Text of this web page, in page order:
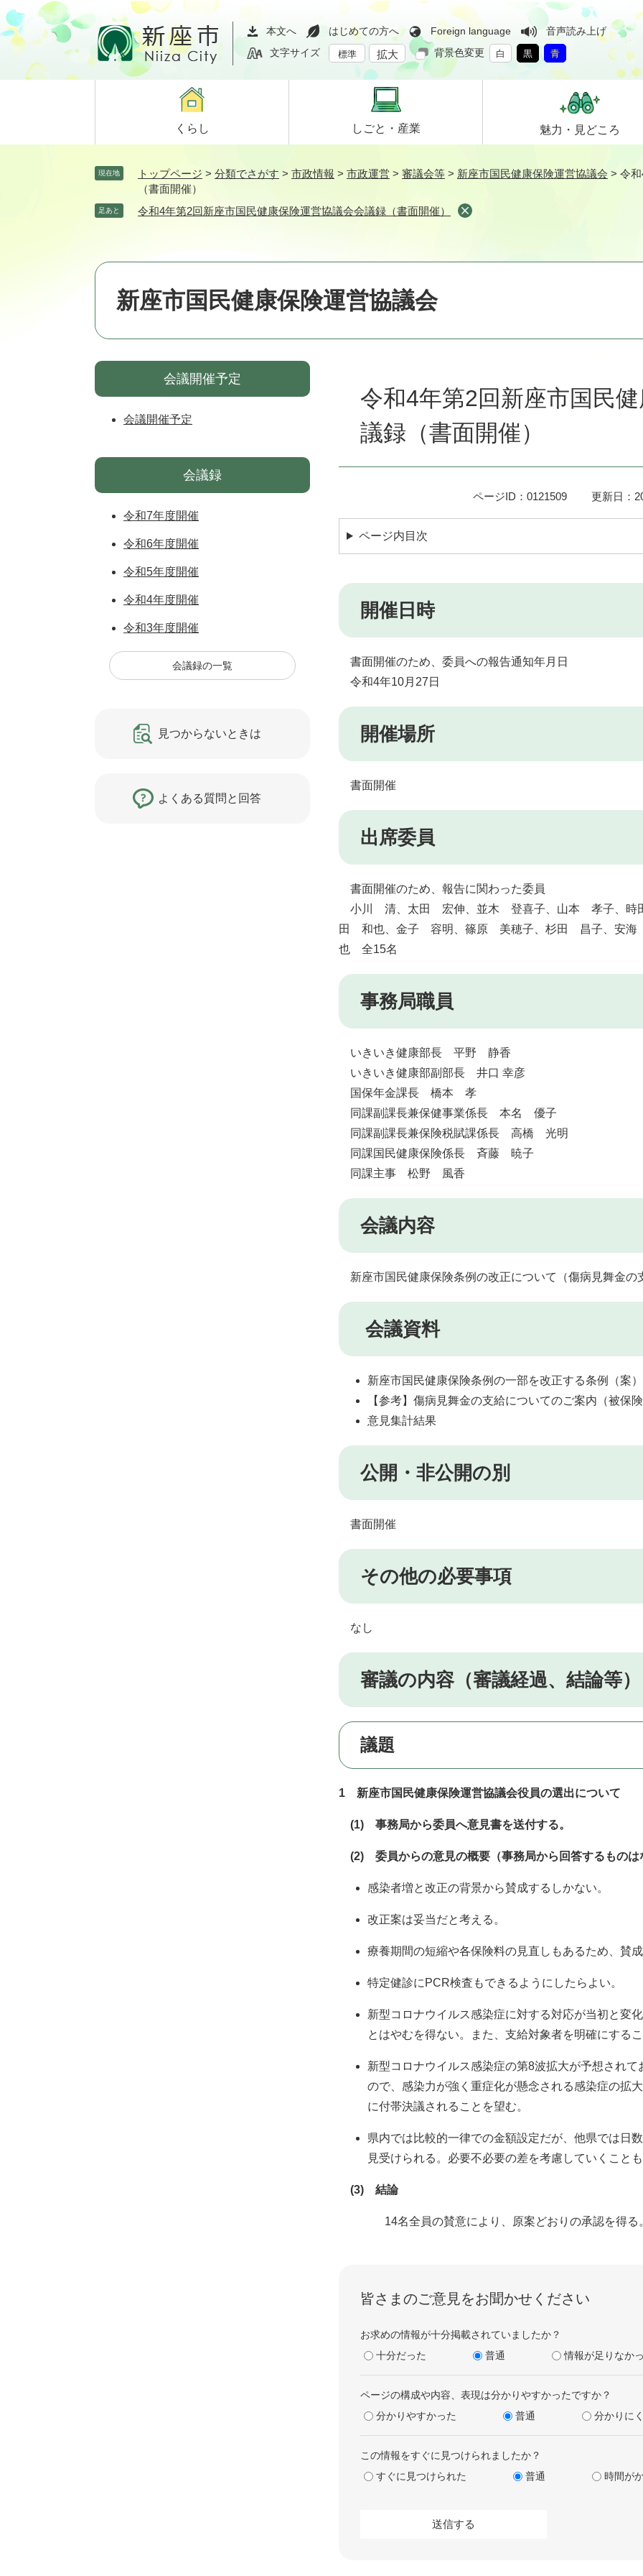
ペ
ー
ジ
メ
ニ
ュ
て
本文へ はじめての方へ Foreign language
音声読み上げ
文字サイズ
標準 拡大 背景色変更 白 黒 青
くらし しごと・ 産業 魅力・ 見どころ
現在地 トップページ > 分類でさがす > 市政情報 > 市政運営 > 審議会等 > 新座市国民健康保険運営協議会 > 令
（書面開催）
足あと 令和4年第2回新座市国民健康保険運営協議会会議録（書面開催）
新座市国民健康保険運営協議会
令和4年第2回新座市国民
議録（書面開催）
ページID：0121509 更新日：
ページ内目次
開催日時
書面開催のため、委員への報告通知年月日
令和4年10月27日
開催場所
書面開催
出席委員
書面開催のため、 報告に関わった委員
小川 清、太田 宏伸、並木 登喜子、山本 孝子、時
田 和也、金子 容明、篠原 美穂子、杉田 昌子、安
也 全15名
事務局職員
いきいき健康部長 平野 静香
いきいき健康部副部長 井口 幸彦
国保年金課長 橋本 孝
同課副課長兼保健事業係長 本名 優子
同課副課長兼保険税賦課係長 高橋 光明
同課国民健康保険係長 斉藤 暁子
同課主事 松野 風香
会議内容
新座市国民健康保険条例の改正について（傷病見舞金の
会議資料
新座市国民健康保険条例の一部を改正する条例（案
【参考】傷病見舞金の支給についてのご案内（被保
意見集計結果
公開・非公開の別
書面開催
その他の必要事項
なし
審議の内容（審議経過、結論等）
議題
1 新座市国民健康保険運営協議会役員の選出について
(1) 事務局から委員へ意見書を送付する。
(2) 委員からの意見の概要（事務局から回答するものは
感染者増と改正の背景から賛成するしかない。
改正案は妥当だと考える。
療養期間の短縮や各保険料の見直しもあるため、賛
特定健診にPCR検査もできるようにしたらよい。
新型コロナウイルス感染症に対する対応が当初と変
とはやむを得ない。また、支給対象者を明確にする
新型コロナウイルス感染症の第8波拡大が予想され
ので、感染力が強く重症化が懸念される感染症の拡
に付帯決議されることを望む。
県内では比較的一律での金額設定だが、他県では日
見受けられる。必要不必要の差を考慮していくこと
(3) 結論
14名全員の賛意により、原案どおりの承認を得る
皆さまのご意見をお聞かせください
お求めの情報が十分掲載されていましたか？
十分だった
普通 情報が足りなか
ページの構成や内容、表現は分かりやすかったですか？
分かりやすかった
普通 分かりに
この情報をすぐに見つけられましたか？
すぐに見つけられた
普通 時間が
会議開催予定
会議開催予定
会議録
令和7年度開催
令和6年度開催
令和5年度開催
令和4年度開催
令和3年度開催
会議録の一覧
見つからないときは
よくある質問と回答